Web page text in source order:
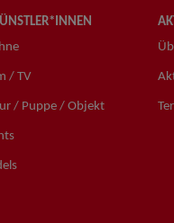
/ TV
/ Puppe / Objekt